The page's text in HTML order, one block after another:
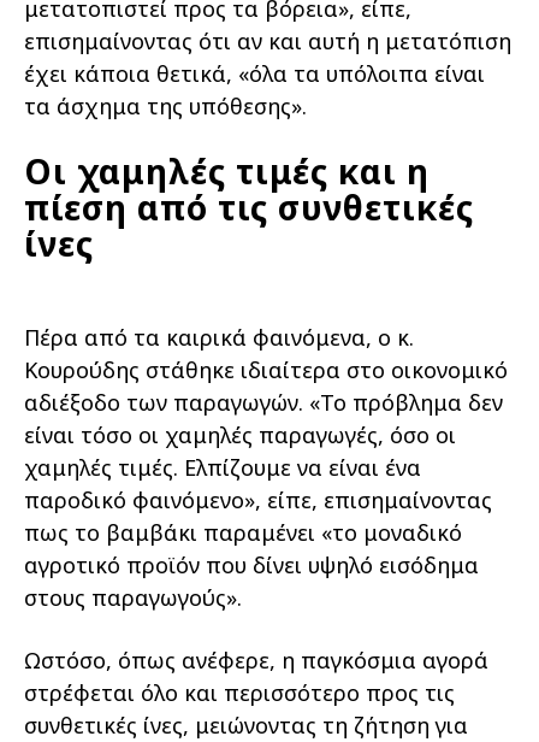
μετατοπιστεί προς τα βόρεια», είπε,
επισημαίνοντας ότι αν και αυτή η μετατόπιση
έχει κάποια θετικά, «όλα τα υπόλοιπα είναι
τα άσχημα της υπόθεσης».
Οι χαμηλές τιμές και η
πίεση από τις συνθετικές
ίνες
Πέρα από τα καιρικά φαινόμενα, ο κ.
Κουρούδης στάθηκε ιδιαίτερα στο οικονομικό
αδιέξοδο των παραγωγών. «Το πρόβλημα δεν
είναι τόσο οι χαμηλές παραγωγές, όσο οι
χαμηλές τιμές. Ελπίζουμε να είναι ένα
παροδικό φαινόμενο», είπε, επισημαίνοντας
πως το βαμβάκι παραμένει «το μοναδικό
αγροτικό προϊόν που δίνει υψηλό εισόδημα
στους παραγωγούς».
Ωστόσο, όπως ανέφερε, η παγκόσμια αγορά
στρέφεται όλο και περισσότερο προς τις
συνθετικές ίνες, μειώνοντας τη ζήτηση για